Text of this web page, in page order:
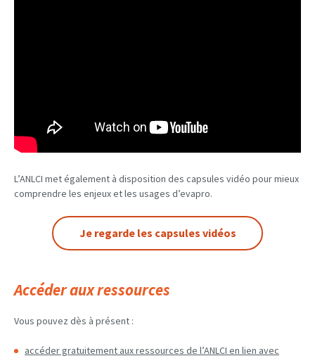
L’ANLCI met également à disposition des capsules vidéo pour mieux
comprendre les enjeux et les usages d’evapro.
Je regarde les capsules vidéos
Accéder aux ressources
Vous pouvez dès à présent :
accéder gratuitement aux ressources de l’ANLCI en lien avec